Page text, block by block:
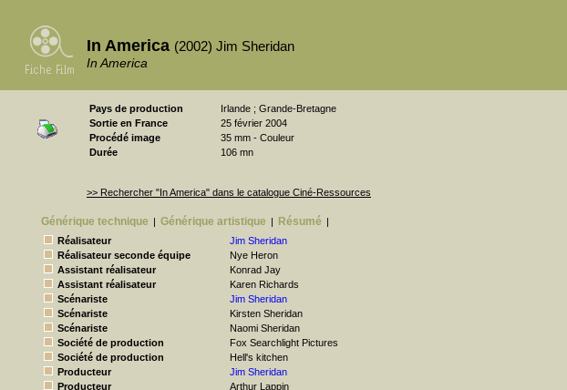
In America (2002) Jim Sheridan
In America
Pays de production
Irlande ; Grande-Bretagne
Sortie en France
25 février 2004
Procédé image
35 mm - Couleur
Durée
106 mn
>> Rechercher "In America" dans le catalogue Ciné-Ressources
Générique technique | Générique artistique | Résumé |
Réalisateur
Jim Sheridan
Réalisateur seconde équipe
Nye Heron
Assistant réalisateur
Konrad Jay
Assistant réalisateur
Karen Richards
Scénariste
Jim Sheridan
Scénariste
Kirsten Sheridan
Scénariste
Naomi Sheridan
Société de production
Fox Searchlight Pictures
Société de production
Hell's kitchen
Producteur
Jim Sheridan
Producteur
Arthur Lappin